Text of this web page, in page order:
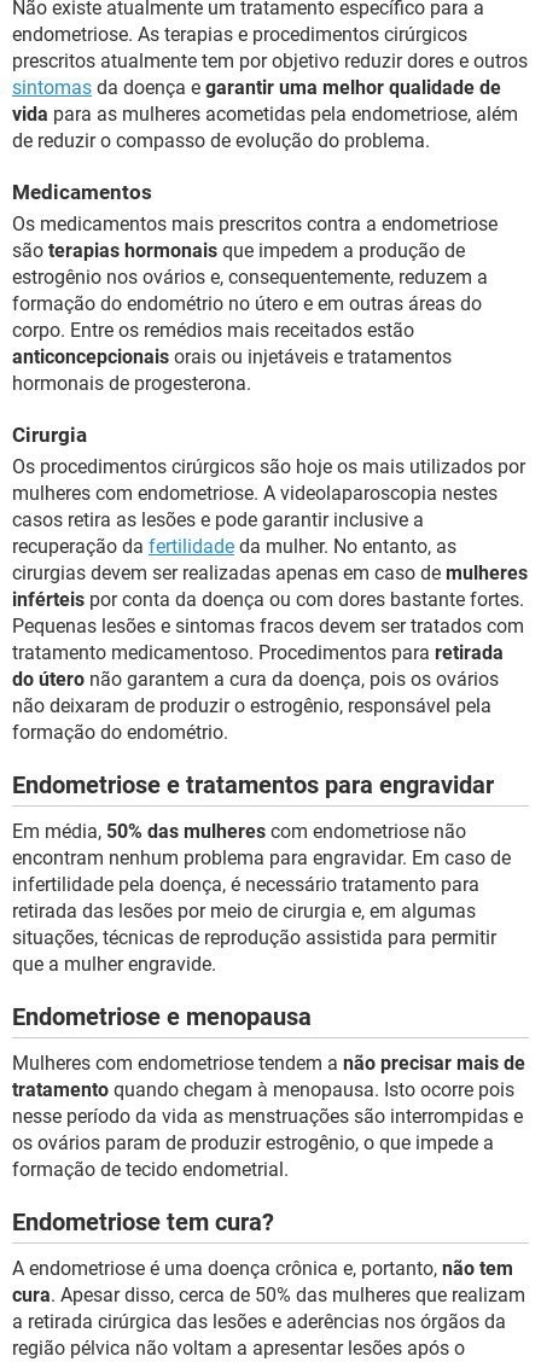
Não existe atualmente um tratamento específico para a
endometriose. As terapias e procedimentos cirúrgicos
prescritos atualmente tem por objetivo reduzir dores e outros
sintomas da doença e garantir uma melhor qualidade de
vida para as mulheres acometidas pela endometriose, além
de reduzir o compasso de evolução do problema.
Medicamentos
Os medicamentos mais prescritos contra a endometriose
são terapias hormonais que impedem a produção de
estrogênio nos ovários e, consequentemente, reduzem a
formação do endométrio no útero e em outras áreas do
corpo. Entre os remédios mais receitados estão
anticoncepcionais orais ou injetáveis e tratamentos
hormonais de progesterona.
Cirurgia
Os procedimentos cirúrgicos são hoje os mais utilizados por
mulheres com endometriose. A videolaparoscopia nestes
casos retira as lesões e pode garantir inclusive a
recuperação da fertilidade da mulher. No entanto, as
cirurgias devem ser realizadas apenas em caso de mulheres
inférteis por conta da doença ou com dores bastante fortes.
Pequenas lesões e sintomas fracos devem ser tratados com
tratamento medicamentoso. Procedimentos para retirada
do útero não garantem a cura da doença, pois os ovários
não deixaram de produzir o estrogênio, responsável pela
formação do endométrio.
Endometriose e tratamentos para engravidar
Em média, 50% das mulheres com endometriose não
encontram nenhum problema para engravidar. Em caso de
infertilidade pela doença, é necessário tratamento para
retirada das lesões por meio de cirurgia e, em algumas
situações, técnicas de reprodução assistida para permitir
que a mulher engravide.
Endometriose e menopausa
Mulheres com endometriose tendem a não precisar mais de
tratamento quando chegam à menopausa. Isto ocorre pois
nesse período da vida as menstruações são interrompidas e
os ovários param de produzir estrogênio, o que impede a
formação de tecido endometrial.
Endometriose tem cura?
A endometriose é uma doença crônica e, portanto, não tem
cura. Apesar disso, cerca de 50% das mulheres que realizam
a retirada cirúrgica das lesões e aderências nos órgãos da
região pélvica não voltam a apresentar lesões após o